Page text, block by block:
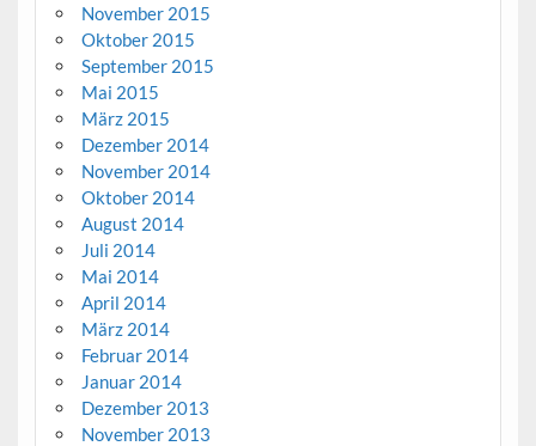
November 2015
Oktober 2015
September 2015
Mai 2015
März 2015
Dezember 2014
November 2014
Oktober 2014
August 2014
Juli 2014
Mai 2014
April 2014
März 2014
Februar 2014
Januar 2014
Dezember 2013
November 2013